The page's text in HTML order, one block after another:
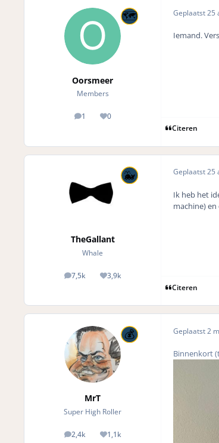
Oorsmeer
Members
1
posts 0
Reputation
Geplaatst25
Iemand.
Citeren
TheGallant
Whale
7,5k
posts 3,9k
Reputation
Geplaatst25
Ik heb het
machine)
Citeren
MrT
Super High Roller
2,4k
posts 1,1k
Reputation
Geplaatst2
Binnenkort